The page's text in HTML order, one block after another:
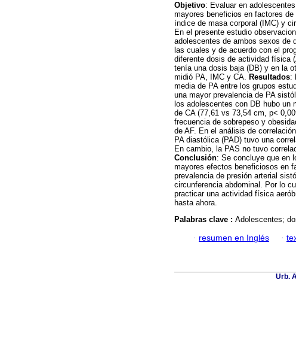
Objetivo: Evaluar en
mayores beneficios en factores
índice de masa corporal (IMC) y
En el presente estudio
adolescentes de ambos sexos de
las cuales y de acuerdo con el
diferente dosis de actividad física
tenía una dosis baja (DB) y en la
midió PA, IMC y CA. Resultados:
media de PA entre los grupos
una mayor prevalencia de PA
los adolescentes con DB hubo
de CA (77,61 vs 73,54 cm, p<
frecuencia de sobrepeso y
de AF. En el análisis de
PA diastólica (PAD) tuvo una
En cambio, la PAS no tuvo
Conclusión: Se concluye que en
mayores efectos beneficiosos en
prevalencia de presión arterial
circunferencia abdominal. Por lo
practicar una actividad física
hasta ahora.
Palabras clave : Adolescentes;
· resumen en Inglés ·
Urb.